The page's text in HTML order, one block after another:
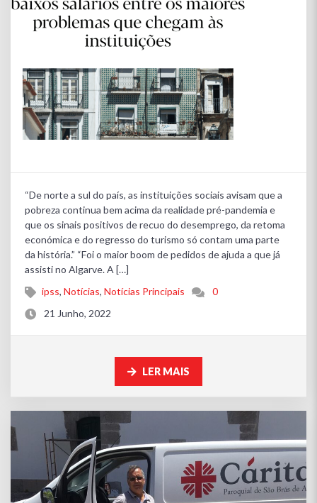
“De norte a sul do país, as instituições sociais avisam que a
pobreza continua bem acima da realidade pré-pandemia e
que os sinais positivos de recuo do desemprego, da retoma
económica e do regresso do turismo só contam uma parte
da história.” “Foi o maior boom de pedidos de ajuda a que já
assisti no Algarve. A […]
ipss,Notícias,Notícias Principais
0
21 Junho, 2022
LER MAIS